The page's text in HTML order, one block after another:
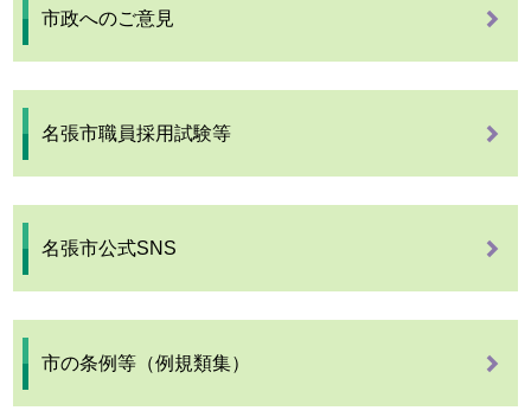
市政へのご意見
名張市職員採用試験等
名張市公式SNS
市の条例等（例規類集）